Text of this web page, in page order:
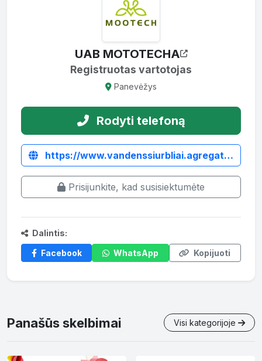
UAB MOTOTECHA
Registruotas vartotojas
Panevėžys
Rodyti telefoną
https://www.vandenssiurbliai.agregatai.lt/hidromotoriniai-vandens-siurbliai/cheminis-siurblys-cth30r-varomas-hidro-varikliu-su-srautu-skirstymo-sistema
Prisijunkite, kad susisiektumėte
Dalintis:
Facebook
WhatsApp Kopijuoti
Panašūs skelbimai Visi kategorijoje